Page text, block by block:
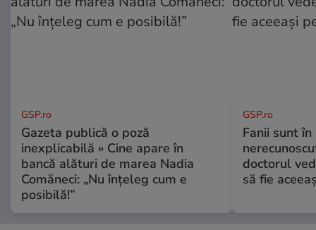
GSP.ro
Gazeta publică o poză
inexplicabilă » Cine apare în
bancă alături de marea Nadia
Comăneci: „Nu înțeleg cum e
posibilă!”
GSP.ro
Fanii sunt în
doctorul
să fie